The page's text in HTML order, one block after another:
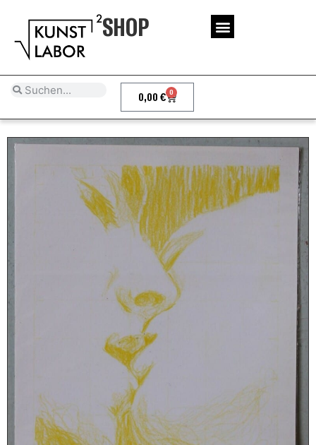
SHOP
0,00€ 0